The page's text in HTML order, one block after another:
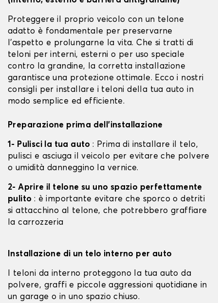
Proteggere il proprio veicolo con un telone
adatto è fondamentale per preservarne
l'aspetto e prolungarne la vita. Che si tratti di
teloni per interni, esterni o per uso speciale
contro la grandine, la corretta installazione
garantisce una protezione ottimale. Ecco i nostri
consigli per installare i teloni della tua auto in
modo semplice ed efficiente.
Preparazione prima dell'installazione
1- Pulisci la tua auto: Prima di installare il telo,
pulisci e asciuga il veicolo per evitare che polvere
o umidità danneggino la vernice.
2- Aprire il telone su uno spazio perfettamente
pulito : è importante evitare che sporco o detriti
si attacchino al telone, che potrebbero graffiare
la carrozzeria
Installazione di un telo interno per auto
I teloni da interno proteggono la tua auto da
polvere, graffi e piccole aggressioni quotidiane in
un garage o in uno spazio chiuso.